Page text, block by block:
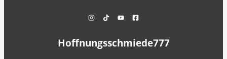
Hoffnungsschmiede777